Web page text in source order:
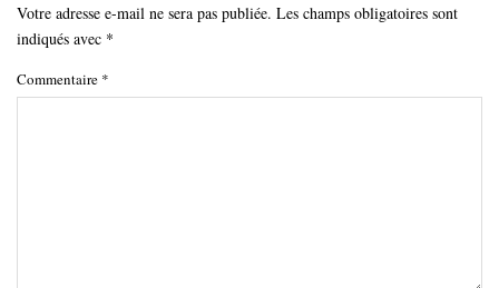
Votre adresse e-mail ne sera pas publiée. Les champs obligatoires sont
indiqués avec *
Commentaire *